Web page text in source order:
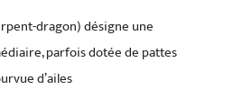
dragon) désigne une
parfois dotée de pattes
d’ailes